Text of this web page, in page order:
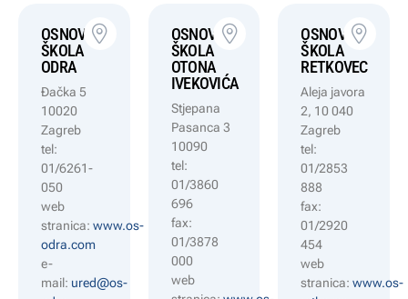
OSNOVNA
ŠKOLA
ODRA
Đačka 5
10020
Zagreb
tel:
01/6261-
050
web
stranica: www.os-
odra.com
e-
mail: ured@os-
OSNOVNA
ŠKOLA
OTONA
IVEKOVIĆA
Stjepana
Pasanca 3
10090
tel:
01/3860
696
fax:
01/3878
000
web
OSNOVNA
ŠKOLA
RETKOVEC
Aleja javora
2, 10 040
Zagreb
tel:
01/2853
888
fax:
01/2920
454
web
stranica:www.os-